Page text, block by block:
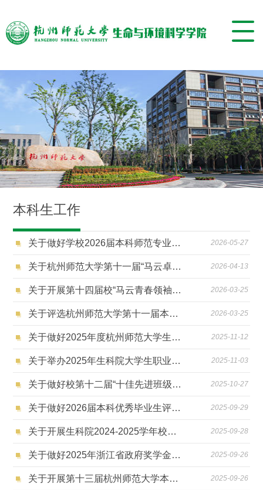
本科生工作
关于做好学校2026届本科师范专业毕业生教师资格认定工作的通知 2026-05-27
关于杭州师范大学第十一届“马云卓越师范生”奖学金生科院推荐结果的公示 2026-04-13
关于开展第十四届校“马云青春领袖奖”十佳大学生评选活动生科院评选推荐的通知 2026-03-25
关于评选杭州师范大学第十一届本科生 “马云卓越师范生奖”的通知 2026-03-25
关于做好2025年度杭州师范大学生命与环境科学学院本科生单项奖奖励的工作通知 2025-11-12
关于举办2025年生科院大学生职业规划大赛复赛的通知 2025-11-03
关于做好校第十二届“十佳先进班级”“十佳文明寝室”生科院推荐工作的通知 2025-10-27
关于做好2026届本科优秀毕业生评选工作的通知 2025-09-29
关于开展生科院2024-2025学年校优秀学生奖学金（剩余名额竞争）评选工作的通知 2025-09-28
关于做好2025年浙江省政府奖学金评选工作的通知 2025-09-26
​关于开展第十三届杭州师范大学本科学生经亨颐奖学金生科院推荐工作的通知 2025-09-26